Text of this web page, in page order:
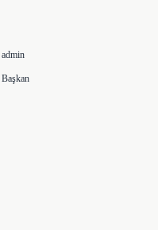
admin
Başkan